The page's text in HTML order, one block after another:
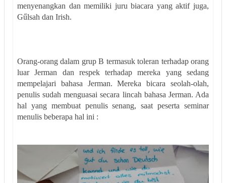
menyenangkan dan memiliki juru biacara yang aktif juga,
Gűlsah dan Irish.
Orang-orang dalam grup B termasuk toleran terhadap orang
luar Jerman dan respek terhadap mereka yang sedang
mempelajari bahasa Jerman. Mereka bicara seolah-olah,
penulis sudah menguasai secara lincah bahasa Jerman. Ada
hal yang membuat penulis senang, saat peserta seminar
menulis beberapa hal ini :